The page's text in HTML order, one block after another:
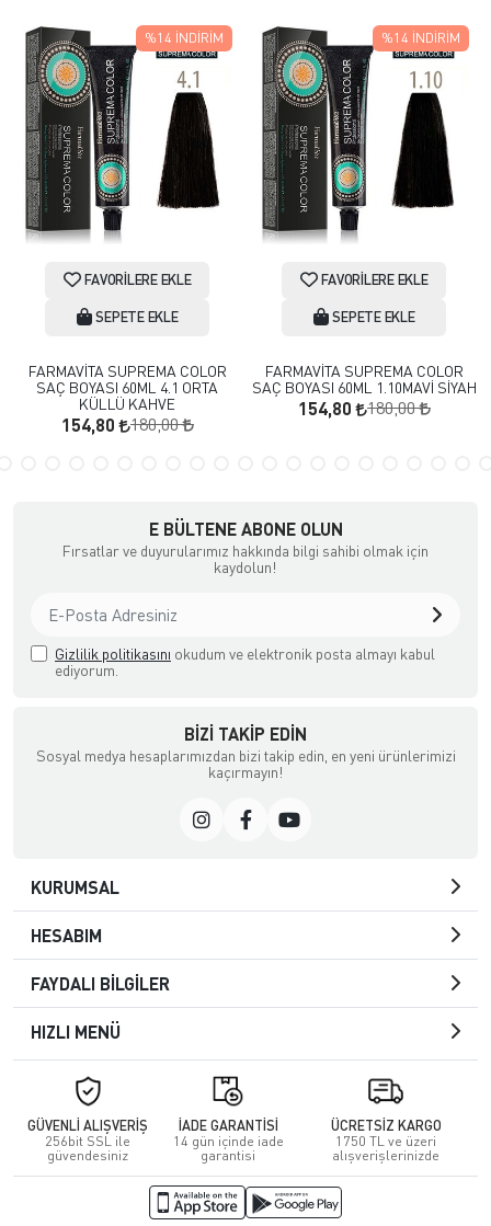
FAVORILERE EKLE
SEPETE EKLE
FARMAVİTA SUPREMA COLOR
SAÇ BOYASI 60ML 4.1 ORTA
KÜLLÜ KAHVE
154,80 180,00
%14 İNDIRIM
FAVORILERE EKLE
SEPETE EKLE
FARMAVİTA SUPREMA COLOR
SAÇ BOYASI 60ML 1.10MAVİ SİYAH
154,80 180,00
%14 İNDIRIM
E BÜLTENE ABONE OLUN
Fırsatlar ve duyurularımız hakkında bilgi sahibi olmak için
kaydolun!
Gizlilik politikasını okudum ve elektronik posta almayı kabul
ediyorum.
BIZI TAKIP EDIN
Sosyal medya hesaplarımızdan bizi takip edin, en yeni ürünlerimizi
kaçırmayın!
KURUMSAL
HESABIM
FAYDALI BİLGİLER
HIZLI MENÜ
GÜVENLİ ALIŞVERİŞ
256bit SSL ile
güvendesiniz
İADE GARANTİSİ
14 gün içinde iade
garantisi
ÜCRETSİZ KARGO
1750 TL ve üzeri
alışverişlerinizde